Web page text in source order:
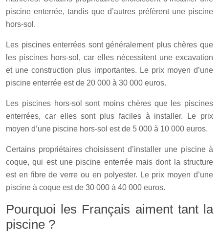
piscine enterrée, tandis que d’autres préfèrent une piscine
hors-sol.
Les piscines enterrées sont généralement plus chères que
les piscines hors-sol, car elles nécessitent une excavation
et une construction plus importantes. Le prix moyen d’une
piscine enterrée est de 20 000 à 30 000 euros.
Les piscines hors-sol sont moins chères que les piscines
enterrées, car elles sont plus faciles à installer. Le prix
moyen d’une piscine hors-sol est de 5 000 à 10 000 euros.
Certains propriétaires choisissent d’installer une piscine à
coque, qui est une piscine enterrée mais dont la structure
est en fibre de verre ou en polyester. Le prix moyen d’une
piscine à coque est de 30 000 à 40 000 euros.
Pourquoi les Français aiment tant la
piscine ?